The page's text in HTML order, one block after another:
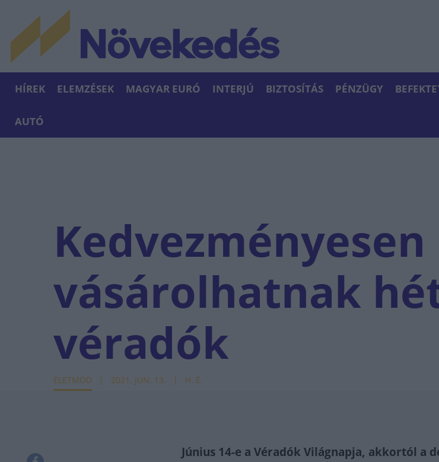
HÍREK ELEMZÉSEK MAGYAR EURÓ INTERJÚ BIZTOSÍTÁS PÉNZÜGY
AUTÓ
Kedvezményesen
vásárolhatnak
véradók
ÉLETMÓD 2021. JÚN. 13. H. É.
Június 14-e a Véradók Világnapja, akkortól a